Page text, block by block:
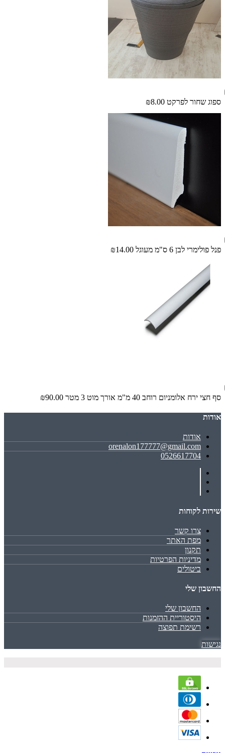
ספוג שחור לפרקט ₪8.00
פנל פולימרי לבן 6 ס"מ מעוגל ₪14.00
סף חצי ירח אלומניום רוחב 40 מ"מ אורך מוט 3 מטר ₪90.00
אודות
אודות
orenalon177777@gmail.com
0526617704
שירות לקוחות
צרו קשר
מפת האתר
תקנון
מדיניות הפרטיות
ביטולים
החשבון שלי
החשבון שלי
היסטוריית ההזמנות
רשימת תפוצה
נגישות